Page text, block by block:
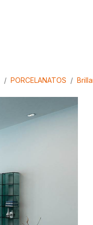
PORCELANATOS